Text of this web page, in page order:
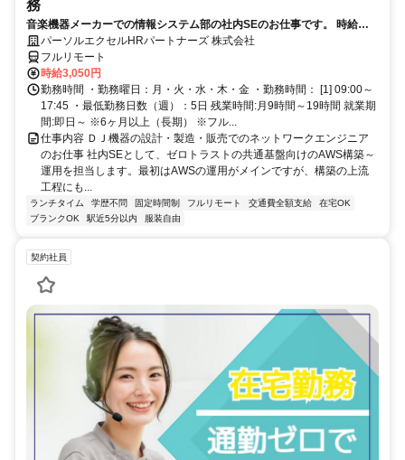
務
音楽機器メーカーでの情報システム部の社内SEのお仕事です。 時給
3050円！基本はフル在宅が可能です！ （状況によって出社有り） AWS
構築の上流工程にも携われます！ご本人負担が約4割でとってもお得な
パナソニック健保に加入頂けます！
パーソルエクセルHRパートナーズ 株式会社
フルリモート
時給3,050円
勤務時間 ・勤務曜日：月・火・水・木・金 ・勤務時間： [1] 09:00～
17:45 ・最低勤務日数（週）：5日 残業時間:月9時間～19時間 就業期
間:即日～ ※6ヶ月以上（長期） ※フル...
仕事内容 ＤＪ機器の設計・製造・販売でのネットワークエンジニア
のお仕事 社内SEとして、ゼロトラストの共通基盤向けのAWS構築～
運用を担当します。最初はAWSの運用がメインですが、構築の上流
工程にも...
ランチタイム 学歴不問 固定時間制 フルリモート 交通費全額支給
在宅OK
ブランクOK
駅近5分以内 服装自由
契約社員